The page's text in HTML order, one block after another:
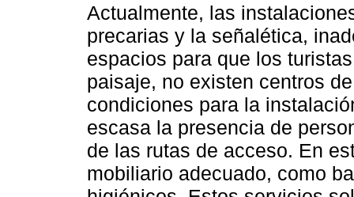
Actualmente, las
precarias y la señalética,
espacios para que los
paisaje, no existen centros
condiciones para la
escasa la presencia de
de las rutas de acceso. En
mobiliario adecuado, como